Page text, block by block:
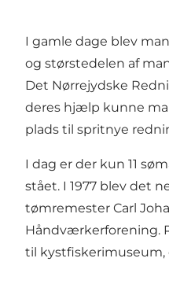
I gamle dage blev
og størstedelen af
Det Nørrejydske
deres hjælp kunne
plads til spritnye
I dag er der kun 11
stået. I 1977 blev det
tømremester Carl
Håndværkerforening.
til kystfiskerimuseum,